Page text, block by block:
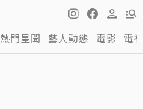
熱門星聞 藝人動態 電影 電